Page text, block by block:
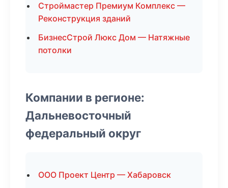
Строймастер Премиум Комплекс —
Реконструкция зданий
БизнесСтрой Люкс Дом — Натяжные
потолки
Компании в регионе:
Дальневосточный
федеральный округ
ООО Проект Центр — Хабаровск